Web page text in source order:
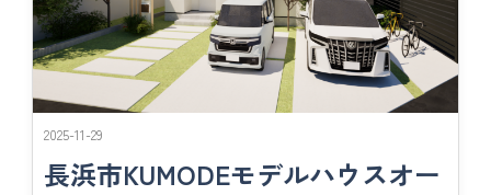
2025-11-29
長浜市KUMODEモデルハウスオー